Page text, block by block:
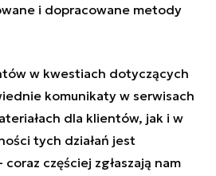
i dopracowane metody
w kwestiach dotyczących
komunikaty w serwisach
dla klientów, jak i w
tych działań jest
częściej zgłaszają nam